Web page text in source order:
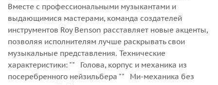
Вместе с профессиональными музыкантами и
выдающимися мастерами, команда создателей
инструментов Roy Benson расставляет новые акценты,
позволяя исполнителям лучше раскрывать свои
музыкальные представления. Технические
характеристики: "" Голова, корпус и механика из
посеребренного нейзильбера "" Ми-механика без